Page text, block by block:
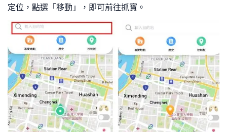
定位，點選「移動」，即可前往抓寶。